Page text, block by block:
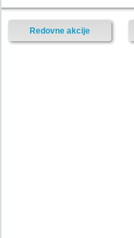
Redovne akcije